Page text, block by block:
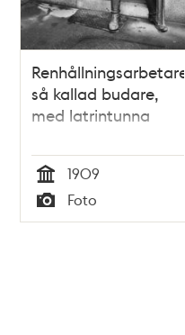
Renhållningsarbetare,
så kallad budare,
med latrintunna
Tid
1909
Typ
Foto